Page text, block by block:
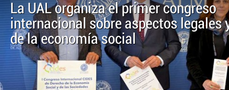
La UAL organiza el primer congreso
internacional sobre aspectos legales
de la economía social